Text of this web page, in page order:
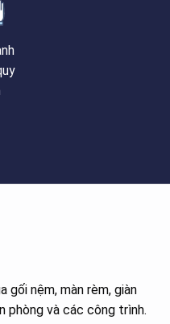
gối nệm, màn rèm, giàn
phòng và các công trình.